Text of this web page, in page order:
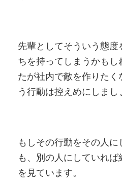
先輩としてそういう態
ちを持ってしまうかも
たが社内で敵を作りた
う行動は控えめにしまし
もしその行動をその人
も、別の人にしていれ
を見ています。